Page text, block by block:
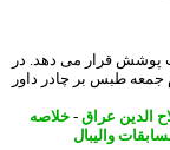
64 شهر را تحت پوشش قرار می دهد. در
شود - 2 بوسه امام جمعه طبس بر چادر داور
عراق- خلاصه
والیبال